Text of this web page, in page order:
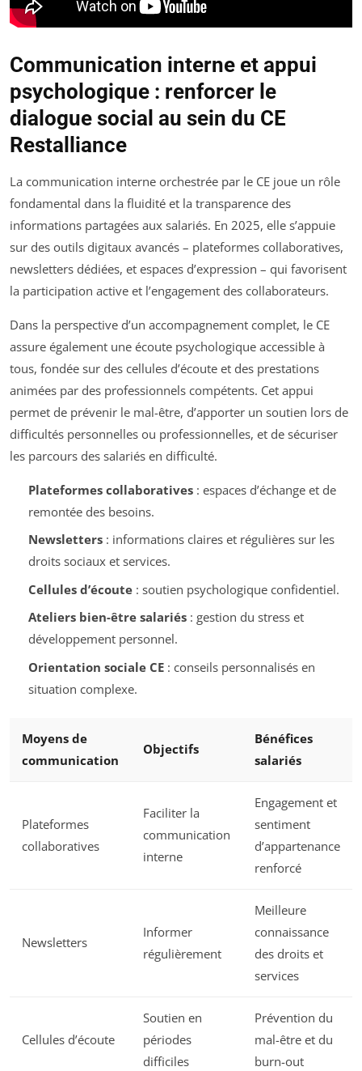
Communication interne et appui
psychologique : renforcer le
dialogue social au sein du CE
Restalliance
La communication interne orchestrée par le CE joue un rôle
fondamental dans la fluidité et la transparence des
informations partagées aux salariés. En 2025, elle s’appuie
sur des outils digitaux avancés – plateformes collaboratives,
newsletters dédiées, et espaces d’expression – qui favorisent
la participation active et l’engagement des collaborateurs.
Dans la perspective d’un accompagnement complet, le CE
assure également une écoute psychologique accessible à
tous, fondée sur des cellules d’écoute et des prestations
animées par des professionnels compétents. Cet appui
permet de prévenir le mal-être, d’apporter un soutien lors de
difficultés personnelles ou professionnelles, et de sécuriser
les parcours des salariés en difficulté.
Plateformes collaboratives: espaces d’échange et de
remontée des besoins.
Newsletters: informations claires et régulières sur les
droits sociaux et services.
Cellules d’écoute: soutien psychologique confidentiel.
Ateliers bien-être salariés: gestion du stress et
développement personnel.
Orientation sociale CE: conseils personnalisés en
situation complexe.
Moyens de
communication
Objectifs
Bénéfices
salariés
Plateformes
collaboratives
Faciliter la
communication
interne
Engagement et
sentiment
d’appartenance
renforcé
Newsletters
Informer
régulièrement
Meilleure
connaissance
des droits et
services
Cellules d’écoute
Soutien en
périodes
difficiles
Prévention du
mal-être et du
burn-out